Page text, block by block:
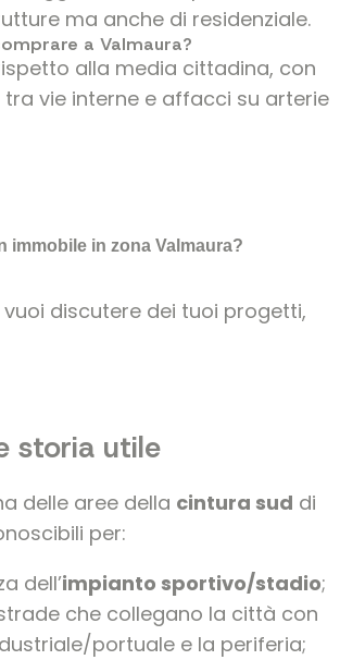
ma anche di residenziale.
a Valmaura?
alla media cittadina, con
vie interne e affacci su arterie
immobile in zona Valmaura?
vuoi discutere dei tuoi progetti,
storia utile
delle aree della cintura sud di
per:
dell’impianto sportivo/stadio;
che collegano la città con
portuale e la periferia;